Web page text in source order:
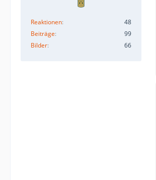
Reaktionen
48
Beiträge
99
Bilder
66